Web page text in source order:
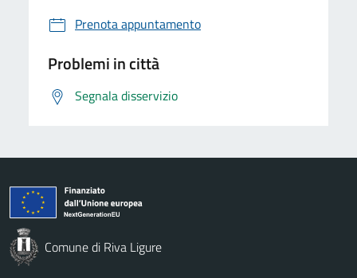
Prenota appuntamento
Problemi in città
Segnala disservizio
Comune di Riva Ligure